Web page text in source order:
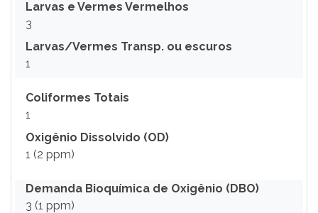
Larvas e Vermes Vermelhos
3
Larvas/Vermes Transp. ou escuros
1
Coliformes Totais
1
Oxigênio Dissolvido (OD)
1 (2 ppm)
Demanda Bioquímica de Oxigênio (DBO)
3 (1 ppm)